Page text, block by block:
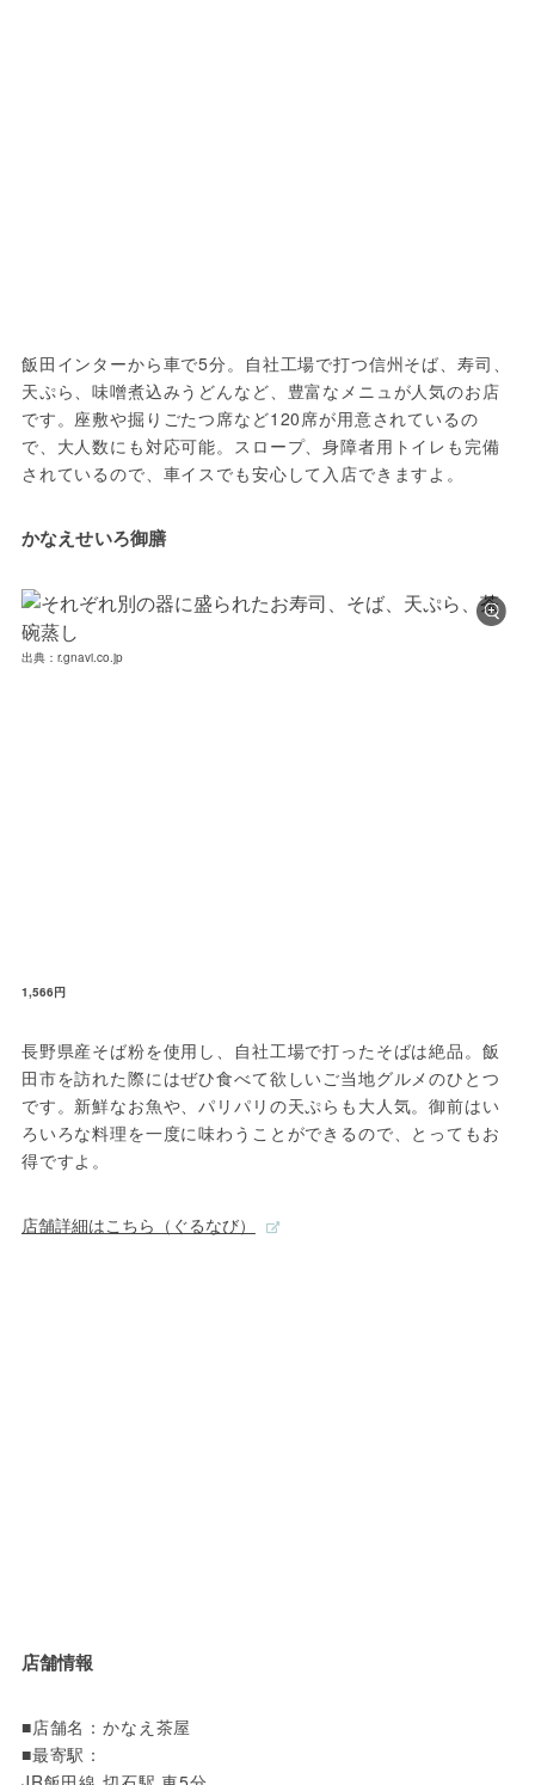
飯田インターから車で5分。自社工場で打つ信州そば、寿司、
天ぷら、味噌煮込みうどんなど、豊富なメニュが人気のお店
です。座敷や掘りごたつ席など120席が用意されているの
で、大人数にも対応可能。スロープ、身障者用トイレも完備
されているので、車イスでも安心して入店できますよ。
かなえせいろ御膳
出典：r.gnavi.co.jp
1,566円
長野県産そば粉を使用し、自社工場で打ったそばは絶品。飯
田市を訪れた際にはぜひ食べて欲しいご当地グルメのひとつ
です。新鮮なお魚や、パリパリの天ぷらも大人気。御前はい
ろいろな料理を一度に味わうことができるので、とってもお
得ですよ。
店舗詳細はこちら（ぐるなび）
店舗情報
■店舗名：かなえ茶屋
■最寄駅：